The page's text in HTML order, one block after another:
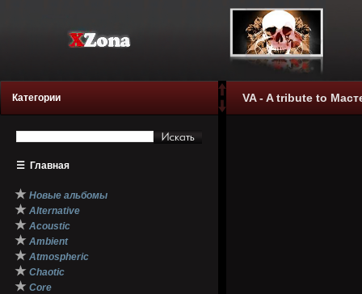
Категории
☰ Главная
★ Новые альбомы
★ Alternative
★ Acoustic
★ Ambient
★ Atmospheric
★ Chaotic
★ Core
VA - A tribute to